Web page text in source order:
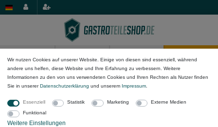
Wasser-Komponenten
Armaturen & Geschirrbrausen
Steigrohr INOX mit Schwenkventil Höhe 715mm
Keramikoberteil 1/2" 90°
Wir nutzen Cookies auf unserer Website. Einige von diesen sind essenziell, während
andere uns helfen, diese Website und Ihre Erfahrung zu verbessern. Weitere
Informationen zu den von uns verwendeten Cookies und Ihren Rechten als Nutzer finden
Sie in unsererDaten­schutz­erklärung und unserem Impressum
Essenziell Statistik Marketing
Externe Medien
Funktional
Weitere Einstellungen